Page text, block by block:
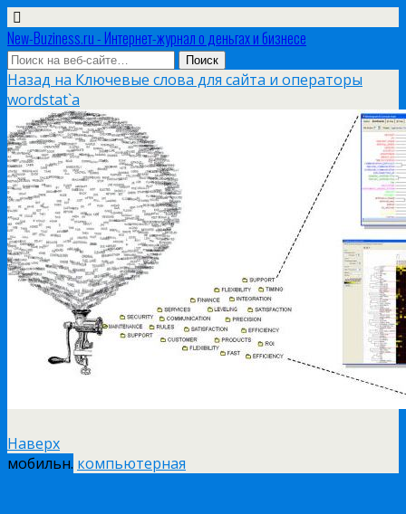
New-Buziness.ru - Интернет-журнал о деньгах и бизнесе
Назад на Ключевые слова для сайта и операторы
wordstat`а
Наверх
мобильн. компьютерная